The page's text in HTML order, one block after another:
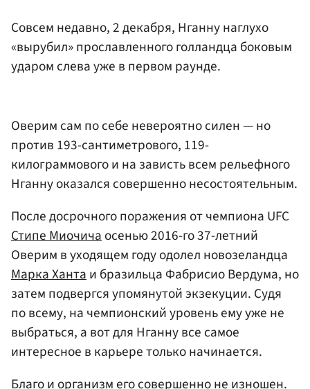
Совсем недавно, 2 декабря, Нганну наглухо
«вырубил» прославленного голландца боковым
ударом слева уже в первом раунде.
Оверим сам по себе невероятно силен — но
против 193-сантиметрового, 119-
килограммового и на зависть всем рельефного
Нганну оказался совершенно несостоятельным.
После досрочного поражения от чемпиона UFC
Стипе Миочичаосенью 2016-го 37-летний
Оверим в уходящем году одолел новозеландца
Марка Хантаи бразильца Фабрисио Вердума, но
затем подвергся упомянутой экзекуции. Судя
по всему, на чемпионский уровень ему уже не
выбраться, а вот для Нганну все самое
интересное в карьере только начинается.
Благо и организм его совершенно не изношен.